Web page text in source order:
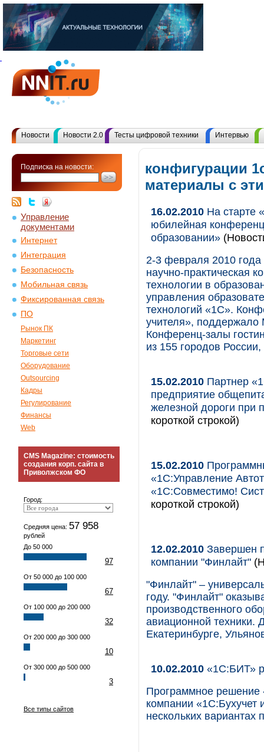
Новости Новости 2.0 Тесты цифровой техники Интервью
Подписка на новости:
Управление
документами
Интернет
Интеграция
Безопасность
Мобильная связь
Фиксированная связь
ПО
Рынок ПК
Маркетинг
Торговые сети
Оборудование
Outsourcing
Кадры
Регулирование
Финансы
Web
CMS Magazine: стоимость
создания корп. сайта в
Приволжском ФО
Город:
Средняя цена: 57 958
рублей
До 50 000
97
От 50 000 до 100 000
67
От 100 000 до 200 000
32
От 200 000 до 300 000
10
От 300 000 до 500 000
3
Все типы сайтов
конфигурации
материалы с
16.02.2010 На старте
юбилейная
образовании»
2-3 февраля 2010
научно-практическая
технологии в
управления
технологий «1С».
учителя», поддержало
Конференц-залы
из 155 городов
15.02.2010 Партнер
предприятие
железной дороги
короткой строкой)
15.02.2010
«1С:Управление
«1С:Совместимо!
короткой строкой)
12.02.2010 Завершен
компании "Финлайт"
"Финлайт" –
году. "Финлайт"
производственного
авиационной техники.
Екатеринбурге,
10.02.2010 «1С:БИТ»
Программное решение
компании «1С:Бухучет
нескольких